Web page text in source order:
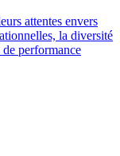
attentes envers
la diversité
performance